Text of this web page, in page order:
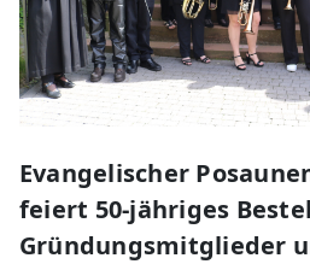
Evangelischer
feiert 50-jähriges
Gründungsmitglieder